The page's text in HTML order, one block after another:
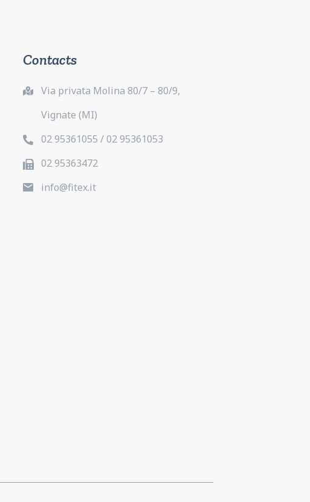
Contacts
Via privata Molina 80/7 – 80/9,
Vignate (MI)
02 95361055 / 02 95361053
02 95363472
info@fitex.it